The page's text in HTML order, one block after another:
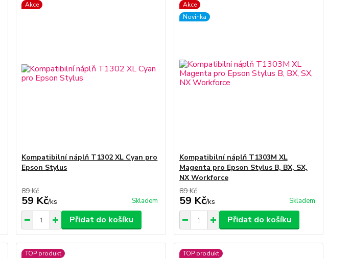
Akce
Kompatibilní náplň T1302 XL Cyan pro
Epson Stylus
89 Kč
59 Kč/ks Skladem
Přidat do košíku
Akce
Novinka
Kompatibilní náplň T1303M XL
Magenta pro Epson Stylus B, BX, SX,
NX Workforce
89 Kč
59 Kč/ks Skladem
Přidat do košíku
TOP produkt
TOP produkt